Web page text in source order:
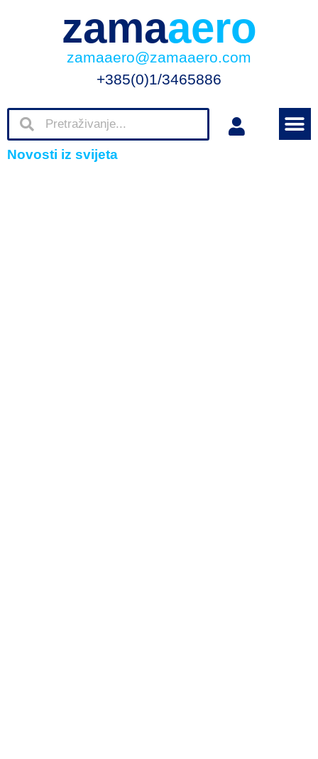
zamaaero
zamaaero@zamaaero.com
+385(0)1/3465886
Novosti iz svijeta